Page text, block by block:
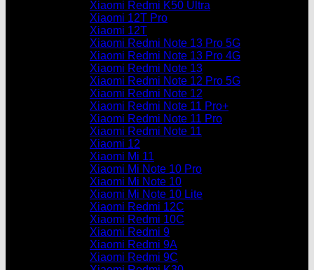
Xiaomi Redmi K50 Ultra
Xiaomi 12T Pro
Xiaomi 12T
Xiaomi Redmi Note 13 Pro 5G
Xiaomi Redmi Note 13 Pro 4G
Xiaomi Redmi Note 13
Xiaomi Redmi Note 12 Pro 5G
Xiaomi Redmi Note 12
Xiaomi Redmi Note 11 Pro+
Xiaomi Redmi Note 11 Pro
Xiaomi Redmi Note 11
Xiaomi 12
Xiaomi Mi 11
Xiaomi Mi Note 10 Pro
Xiaomi Mi Note 10
Xiaomi Mi Note 10 Lite
Xiaomi Redmi 12C
Xiaomi Redmi 10C
Xiaomi Redmi 9
Xiaomi Redmi 9A
Xiaomi Redmi 9C